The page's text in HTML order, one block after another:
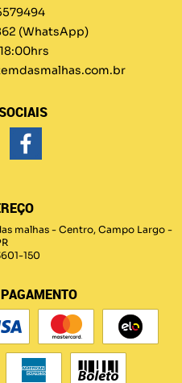
(WhatsApp)
malhas - Centro, Campo Largo -
150